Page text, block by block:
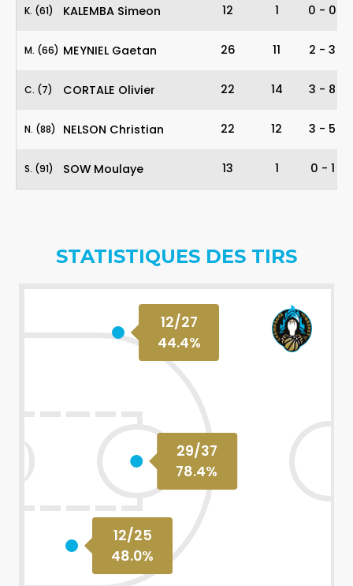
61 KALEMBA Simeon
K. (61) 12 1 0 - 0
66 MEYNIEL Gaetan
M. (66) 26 11 2 - 3
7 CORTALE Olivier
C. (7) 22 14 3 - 8
88 NELSON Christian
N. (88) 22 12 3 - 5
91 SOW Moulaye
S. (91) 13 1 0 - 1
STATISTIQUES DES TIRS
12/27
44.4%
12/25
48.0%
29/37
78.4%